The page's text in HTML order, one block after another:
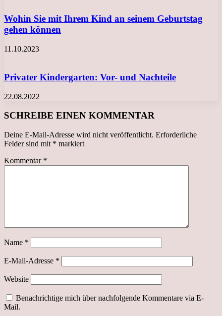
Wohin Sie mit Ihrem Kind an seinem Geburtstag
gehen können
11.10.2023
Privater Kindergarten: Vor- und Nachteile
22.08.2022
SCHREIBE EINEN KOMMENTAR
Deine E-Mail-Adresse wird nicht veröffentlicht. Erforderliche
Felder sind mit * markiert
Kommentar *
Name *
E-Mail-Adresse *
Website
Benachrichtige mich über nachfolgende Kommentare via E-
Mail.